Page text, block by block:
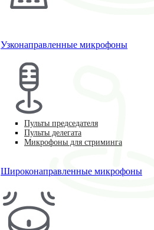
Узконаправленные микрофоны
Пульты председателя
Пульты делегата
Микрофоны для стриминга
Широконаправленные микрофоны